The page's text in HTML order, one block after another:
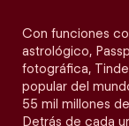
Con funciones
astrológico,
fotográfica,
popular del
55 mil millones
Detrás de cada